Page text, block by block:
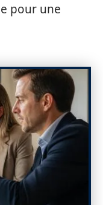
pour une